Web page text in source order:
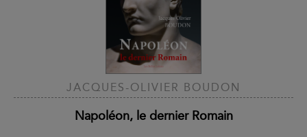
JACQUES-OLIVIER BOUDON
Napoléon, le dernier Romain